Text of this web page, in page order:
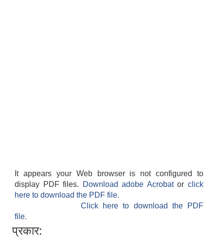
It appears your Web browser is not configured to
display PDF files.
Download adobe Acrobatorclick
here to download the PDF file.
Click here to download the PDF
file.
प्रकार: